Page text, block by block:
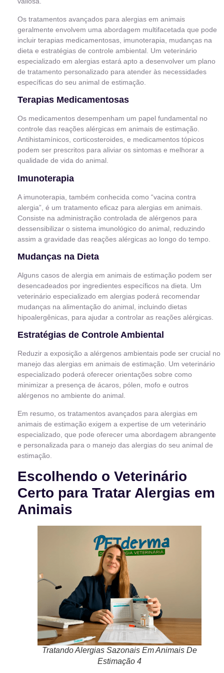
Os tratamentos avançados para alergias em animais
geralmente envolvem uma abordagem multifacetada que pode
incluir terapias medicamentosas, imunoterapia, mudanças na
dieta e estratégias de controle ambiental. Um veterinário
especializado em alergias estará apto a desenvolver um plano
de tratamento personalizado para atender às necessidades
específicas do seu animal de estimação.
Terapias Medicamentosas
Os medicamentos desempenham um papel fundamental no
controle das reações alérgicas em animais de estimação.
Antihistamínicos, corticosteroides, e medicamentos tópicos
podem ser prescritos para aliviar os sintomas e melhorar a
qualidade de vida do animal.
Imunoterapia
A imunoterapia, também conhecida como “vacina contra
alergia”, é um tratamento eficaz para alergias em animais.
Consiste na administração controlada de alérgenos para
dessensibilizar o sistema imunológico do animal, reduzindo
assim a gravidade das reações alérgicas ao longo do tempo.
Mudanças na Dieta
Alguns casos de alergia em animais de estimação podem ser
desencadeados por ingredientes específicos na dieta. Um
veterinário especializado em alergias poderá recomendar
mudanças na alimentação do animal, incluindo dietas
hipoalergênicas, para ajudar a controlar as reações alérgicas.
Estratégias de Controle Ambiental
Reduzir a exposição a alérgenos ambientais pode ser crucial no
manejo das alergias em animais de estimação. Um veterinário
especializado poderá oferecer orientações sobre como
minimizar a presença de ácaros, pólen, mofo e outros
alérgenos no ambiente do animal.
Em resumo, os tratamentos avançados para alergias em
animais de estimação exigem a expertise de um veterinário
especializado, que pode oferecer uma abordagem abrangente
e personalizada para o manejo das alergias do seu animal de
estimação.
Escolhendo o Veterinário
Certo para Tratar Alergias em
Animais
Tratando Alergias Sazonais Em Animais De
Estimação 4